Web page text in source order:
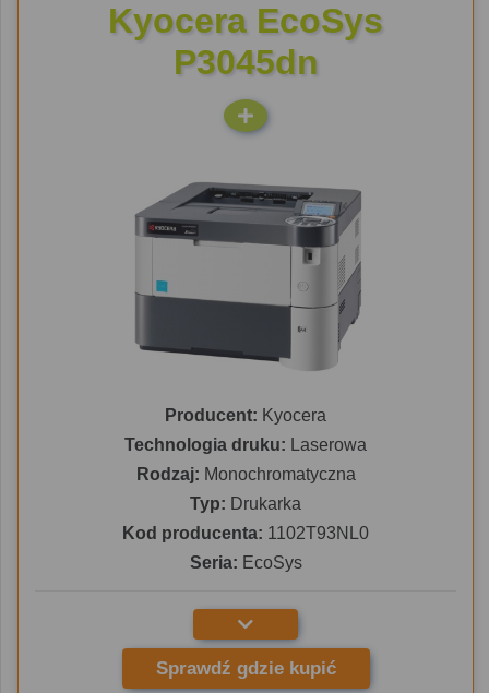
Kyocera EcoSys
P3045dn
Producent: Kyocera
Technologia druku: Laserowa
Rodzaj: Monochromatyczna
Typ: Drukarka
Kod producenta: 1102T93NL0
Seria: EcoSys
Sprawdź gdzie kupić